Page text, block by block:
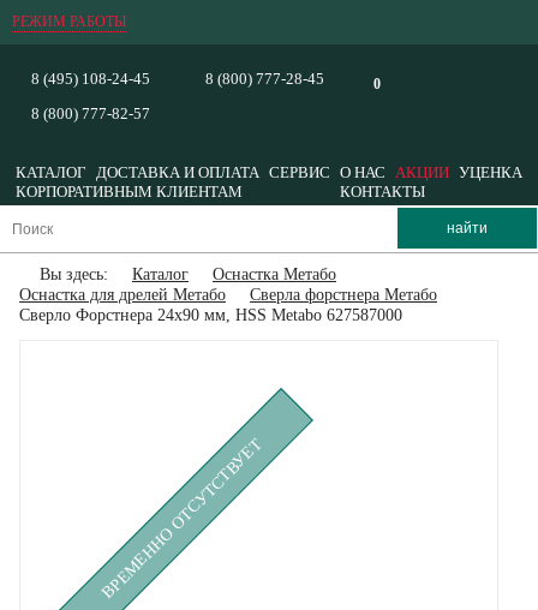
РЕЖИМ РАБОТЫ
0
8 (495) 108-24-45
8 (800) 777-82-57
8 (800) 777-28-45
КАТАЛОГ ДОСТАВКА И ОПЛАТА СЕРВИС О НАС АКЦИИ УЦЕНКА
КОРПОРАТИВНЫМ КЛИЕНТАМ
КОНТАКТЫ
Вы здесь: Каталог
Оснастка Метабо
Оснастка для дрелей Метабо
Сверла форстнера Метабо
Сверло Форстнера 24х90 мм, HSS Metabo 627587000
ВРЕМЕННО ОТСУТСТВУЕТ